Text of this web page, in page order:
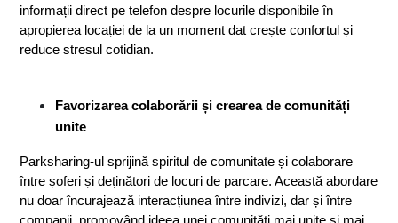
informații direct pe telefon despre locurile disponibile în
apropierea locației de la un moment dat crește confortul și
reduce stresul cotidian.
Favorizarea colaborării și crearea de comunități
unite
Parksharing-ul sprijină spiritul de comunitate și colaborare
între șoferi și deținători de locuri de parcare. Această abordare
nu doar încurajează interacțiunea între indivizi, dar și între